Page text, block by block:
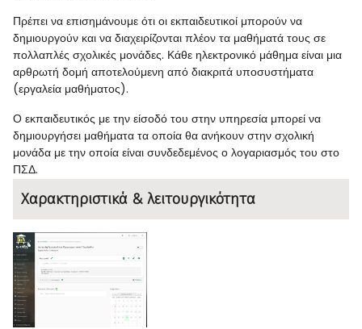
Πρέπει να επισημάνουμε ότι οι εκπαιδευτικοί μπορούν να
δημιουργούν και να διαχειρίζονται πλέον τα μαθήματά τους σε
πολλαπλές σχολικές μονάδες. Κάθε ηλεκτρονικό μάθημα είναι μια
αρθρωτή δομή αποτελούμενη από διακριτά υποσυστήματα
(εργαλεία μαθήματος).
Ο εκπαιδευτικός με την είσοδό του στην υπηρεσία μπορεί να
δημιουργήσει μαθήματα τα οποία θα ανήκουν στην σχολική
μονάδα με την οποία είναι συνδεδεμένος ο λογαριασμός του στο
ΠΣΔ.
Χαρακτηριστικά & λειτουργικότητα